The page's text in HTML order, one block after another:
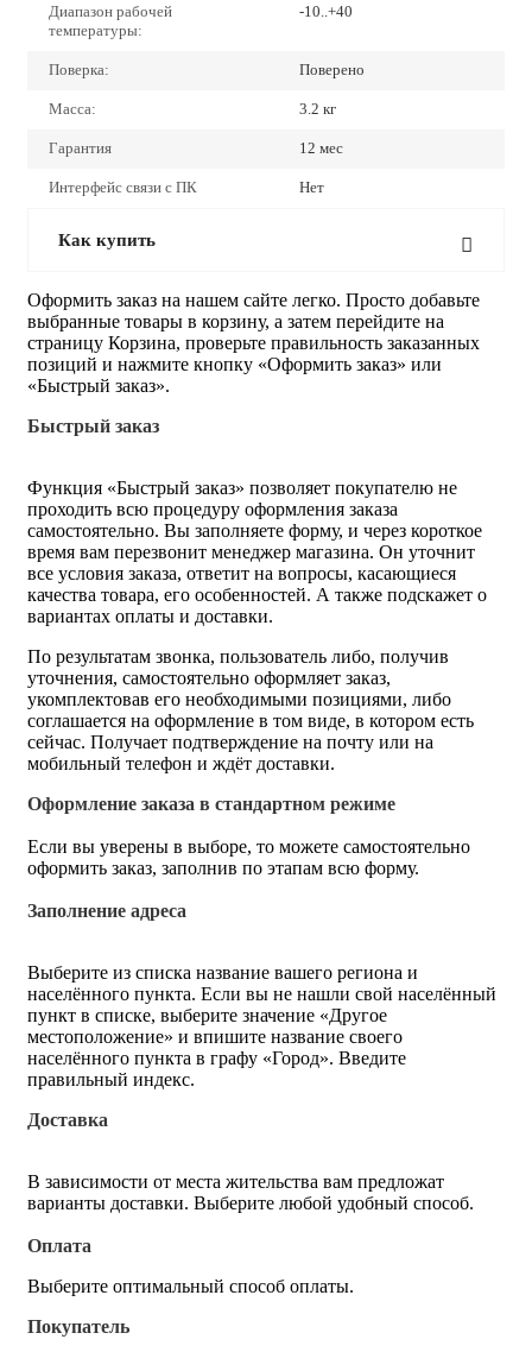
Диапазон рабочей
температуры:
-10..+40
Поверка: Поверено
Масса: 3.2 кг
Гарантия 12 мес
Интерфейс связи с ПК Нет
Как купить
Оформить заказ на нашем сайте легко. Просто добавьте
выбранные товары в корзину, а затем перейдите на
страницу Корзина, проверьте правильность заказанных
позиций и нажмите кнопку «Оформить заказ» или
«Быстрый заказ».
Быстрый заказ
Функция «Быстрый заказ» позволяет покупателю не
проходить всю процедуру оформления заказа
самостоятельно. Вы заполняете форму, и через короткое
время вам перезвонит менеджер магазина. Он уточнит
все условия заказа, ответит на вопросы, касающиеся
качества товара, его особенностей. А также подскажет о
вариантах оплаты и доставки.
По результатам звонка, пользователь либо, получив
уточнения, самостоятельно оформляет заказ,
укомплектовав его необходимыми позициями, либо
соглашается на оформление в том виде, в котором есть
сейчас. Получает подтверждение на почту или на
мобильный телефон и ждёт доставки.
Оформление заказа в стандартном режиме
Если вы уверены в выборе, то можете самостоятельно
оформить заказ, заполнив по этапам всю форму.
Заполнение адреса
Выберите из списка название вашего региона и
населённого пункта. Если вы не нашли свой населённый
пункт в списке, выберите значение «Другое
местоположение» и впишите название своего
населённого пункта в графу «Город». Введите
правильный индекс.
Доставка
В зависимости от места жительства вам предложат
варианты доставки. Выберите любой удобный способ.
Оплата
Выберите оптимальный способ оплаты.
Покупатель